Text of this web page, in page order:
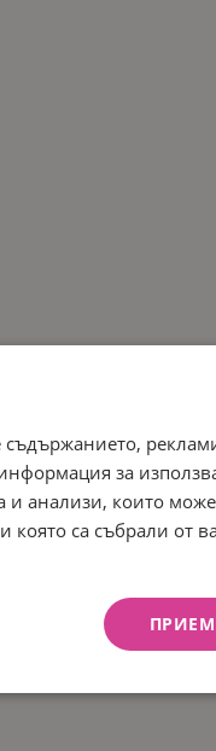
за
и анализи, които
която са събрали от